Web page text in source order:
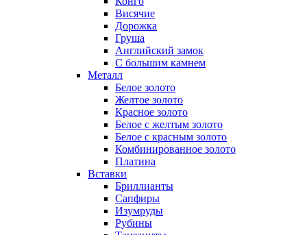
Висячие
Дорожка
Груша
Английский замок
С большим камнем
Металл
Белое золото
Желтое золото
Красное золото
Белое с желтым золото
Белое с красным золото
Комбинированное золото
Платина
Вставки
Бриллианты
Сапфиры
Изумруды
Рубины